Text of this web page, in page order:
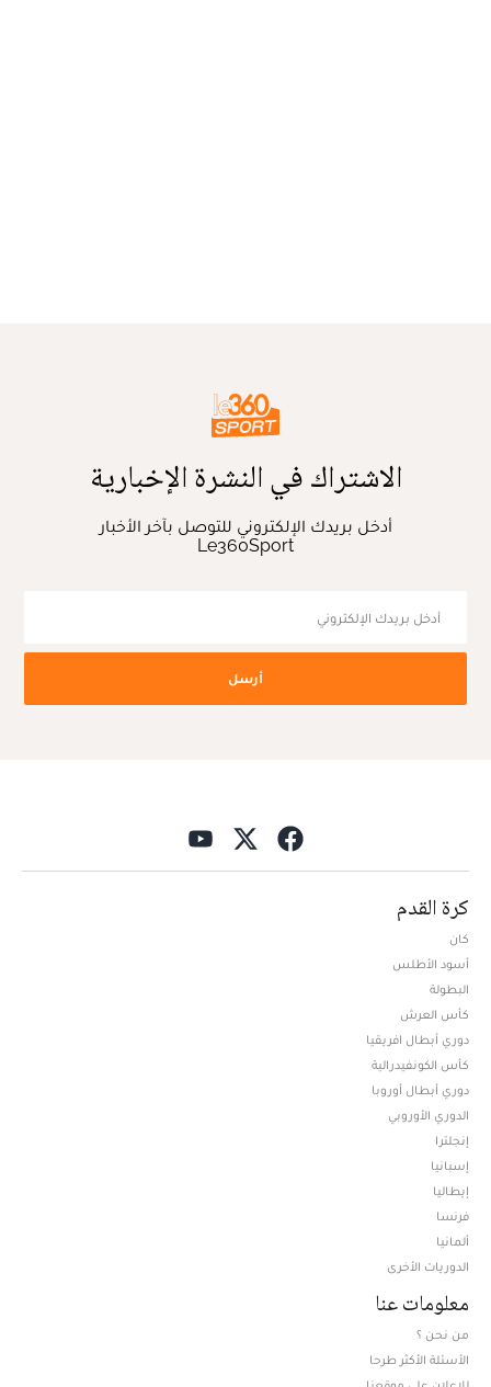
الاشتراك في النشرة الإخبارية
أدخل بريدك الإلكتروني للتوصل بآخر الأخبار
Le360Sport
أرسل
كرة القدم
كان
أسود الأطلس
البطولة
كأس العرش
دوري أبطال افريقيا
كأس الكونفيدرالية
دوري أبطال أوروبا
الدوري الأوروبي
إنجلترا
إسبانيا
إيطاليا
فرنسا
ألمانيا
الدوريات الأخرى
معلومات عنا
من نحن ؟
الأسئلة الأكثر طرحا